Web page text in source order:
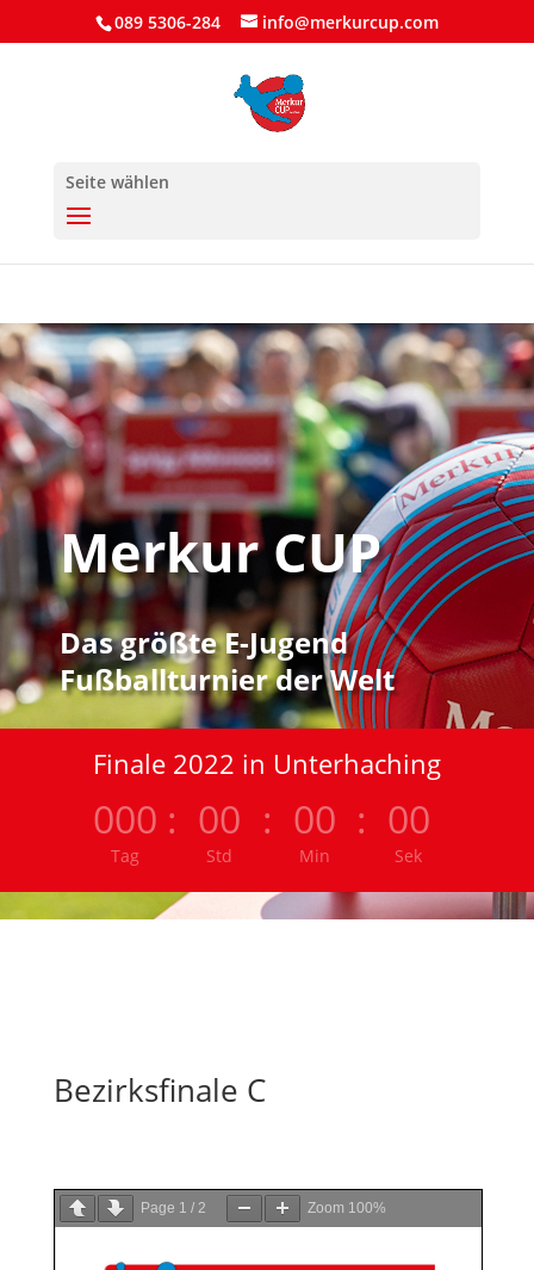
089 5306-284 info@merkurcup.com
Seite wählen
Merkur CUP
Das größte E-Jugend
Fußballturnier der Welt
Finale 2022 in Unterhaching
000
Tag
: 00
Std
: 00
Min
: 00
Sek
Bezirksfinale C
Page 1 / 2 Zoom 100%